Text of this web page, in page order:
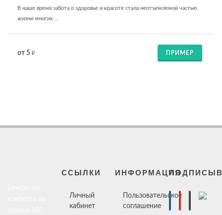
В наше время забота о здоровье и красоте стала неотъемлемой частью
жизни многих ...
от 5 ₽ ПРИМЕР
ССЫЛКИ
Личный
кабинет
ИНФОРМАЦИЯ
Пользовательское
соглашение